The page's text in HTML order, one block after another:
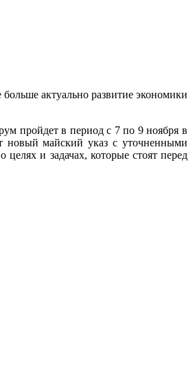
актуально развитие экономики
пройдет в период с 7 по 9 ноября в
новый майский указ с уточненными
и задачах, которые стоят перед